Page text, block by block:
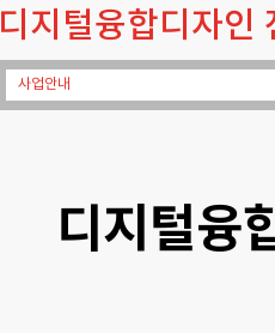
디지털융합디자인
사업안내
디지털융